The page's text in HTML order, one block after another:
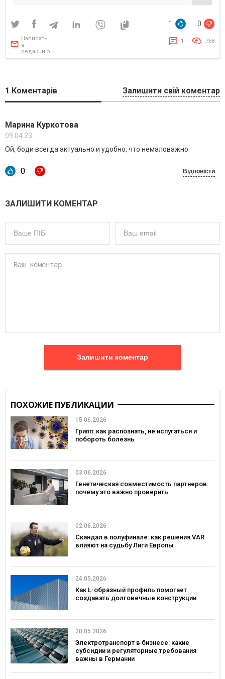
1 0
Написать
в
редакцию
1 768
1 Коментарів Залишити свій коментар
Марина Куркотова
09.04.23
Ой, боди всегда актуально и удобно, что немаловажно.
0 Відповісти
ЗАЛИШИТИ КОМЕНТАР
Залишити коментар
ПОХОЖИЕ ПУБЛИКАЦИИ
15.06.2026
Грипп: как распознать, не испугаться и
побороть болезнь
03.06.2026
Генетическая совместимость партнеров:
почему это важно проверить
02.06.2026
Скандал в полуфинале: как решения VAR
влияют на судьбу Лиги Европы
24.05.2026
Как L-образный профиль помогает
создавать долговечные конструкции
20.05.2026
Электротранспорт в бизнесе: какие
субсидии и регуляторные требования
важны в Германии